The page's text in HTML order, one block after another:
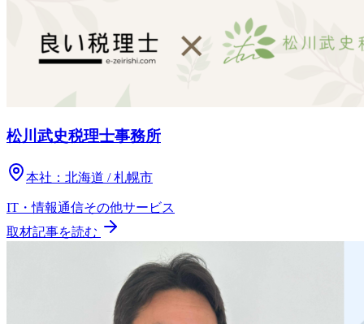
松川武史税理士事務所
本社： 北海道 / 札幌市
IT・情報通信その他サービス
取材記事を読む